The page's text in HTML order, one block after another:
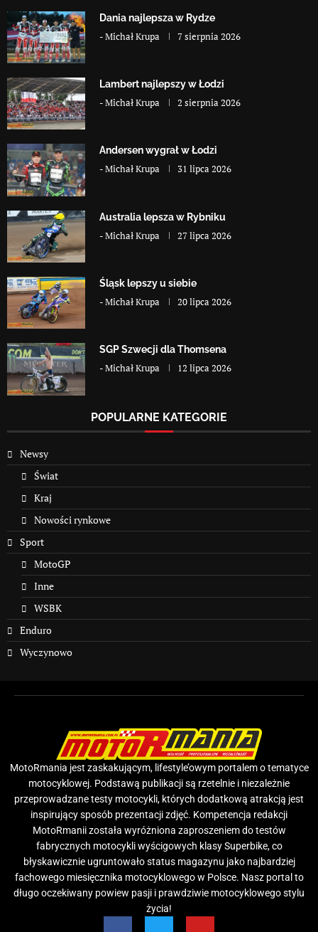
Dania najlepsza w Rydze
-Michał Krupa 7 sierpnia 2026
Lambert najlepszy w Łodzi
-Michał Krupa 2 sierpnia 2026
Andersen wygrał w Łodzi
-Michał Krupa 31 lipca 2026
Australia lepsza w Rybniku
-Michał Krupa 27 lipca 2026
Śląsk lepszy u siebie
-Michał Krupa 20 lipca 2026
SGP Szwecji dla Thomsena
-Michał Krupa 12 lipca 2026
POPULARNE KATEGORIE
Newsy
Świat
Kraj
Nowości rynkowe
Sport
MotoGP
Inne
WSBK
Enduro
Wyczynowo
MotoRmania jest zaskakującym, lifestyle’owym portalem o tematyce
motocyklowej. Podstawą publikacji są rzetelnie i niezależnie
przeprowadzane testy motocykli, których dodatkową atrakcją jest
inspirujący sposób prezentacji zdjęć. Kompetencja redakcji
MotoRmanii została wyróżniona zaproszeniem do testów
fabrycznych motocykli wyścigowych klasy Superbike, co
błyskawicznie ugruntowało status magazynu jako najbardziej
fachowego miesięcznika motocyklowego w Polsce. Nasz portal to
długo oczekiwany powiew pasji i prawdziwie motocyklowego stylu
życia!